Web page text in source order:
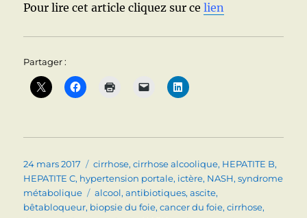
Pour lire cet article cliquez sur celien
Partager :
Publié
le
24 mars 2017 Catégories
cirrhose,cirrhose alcoolique, HEPATITE B,
HEPATITE C, hypertension portale, ictère, NASH,syndrome
métabolique
Étiquettes
alcool,antibiotiques,ascite,
bêtabloqueur, biopsie du foie,cancer du foie,cirrhose,